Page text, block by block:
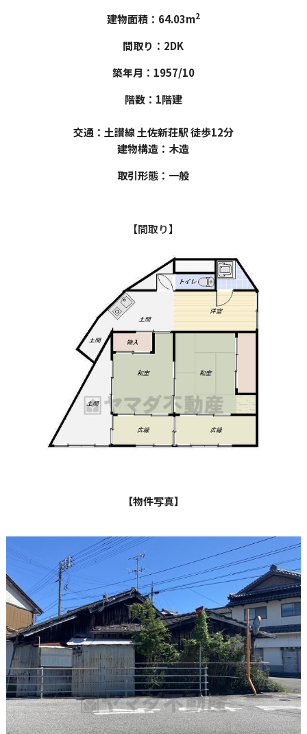
建物面積：64.03m2
間取り：2DK
築年月：1957/10
階数：1階建
交通：土讃線 土佐新荘駅 徒歩12分
建物構造：木造
取引形態：一般
【間取り】
【物件写真】